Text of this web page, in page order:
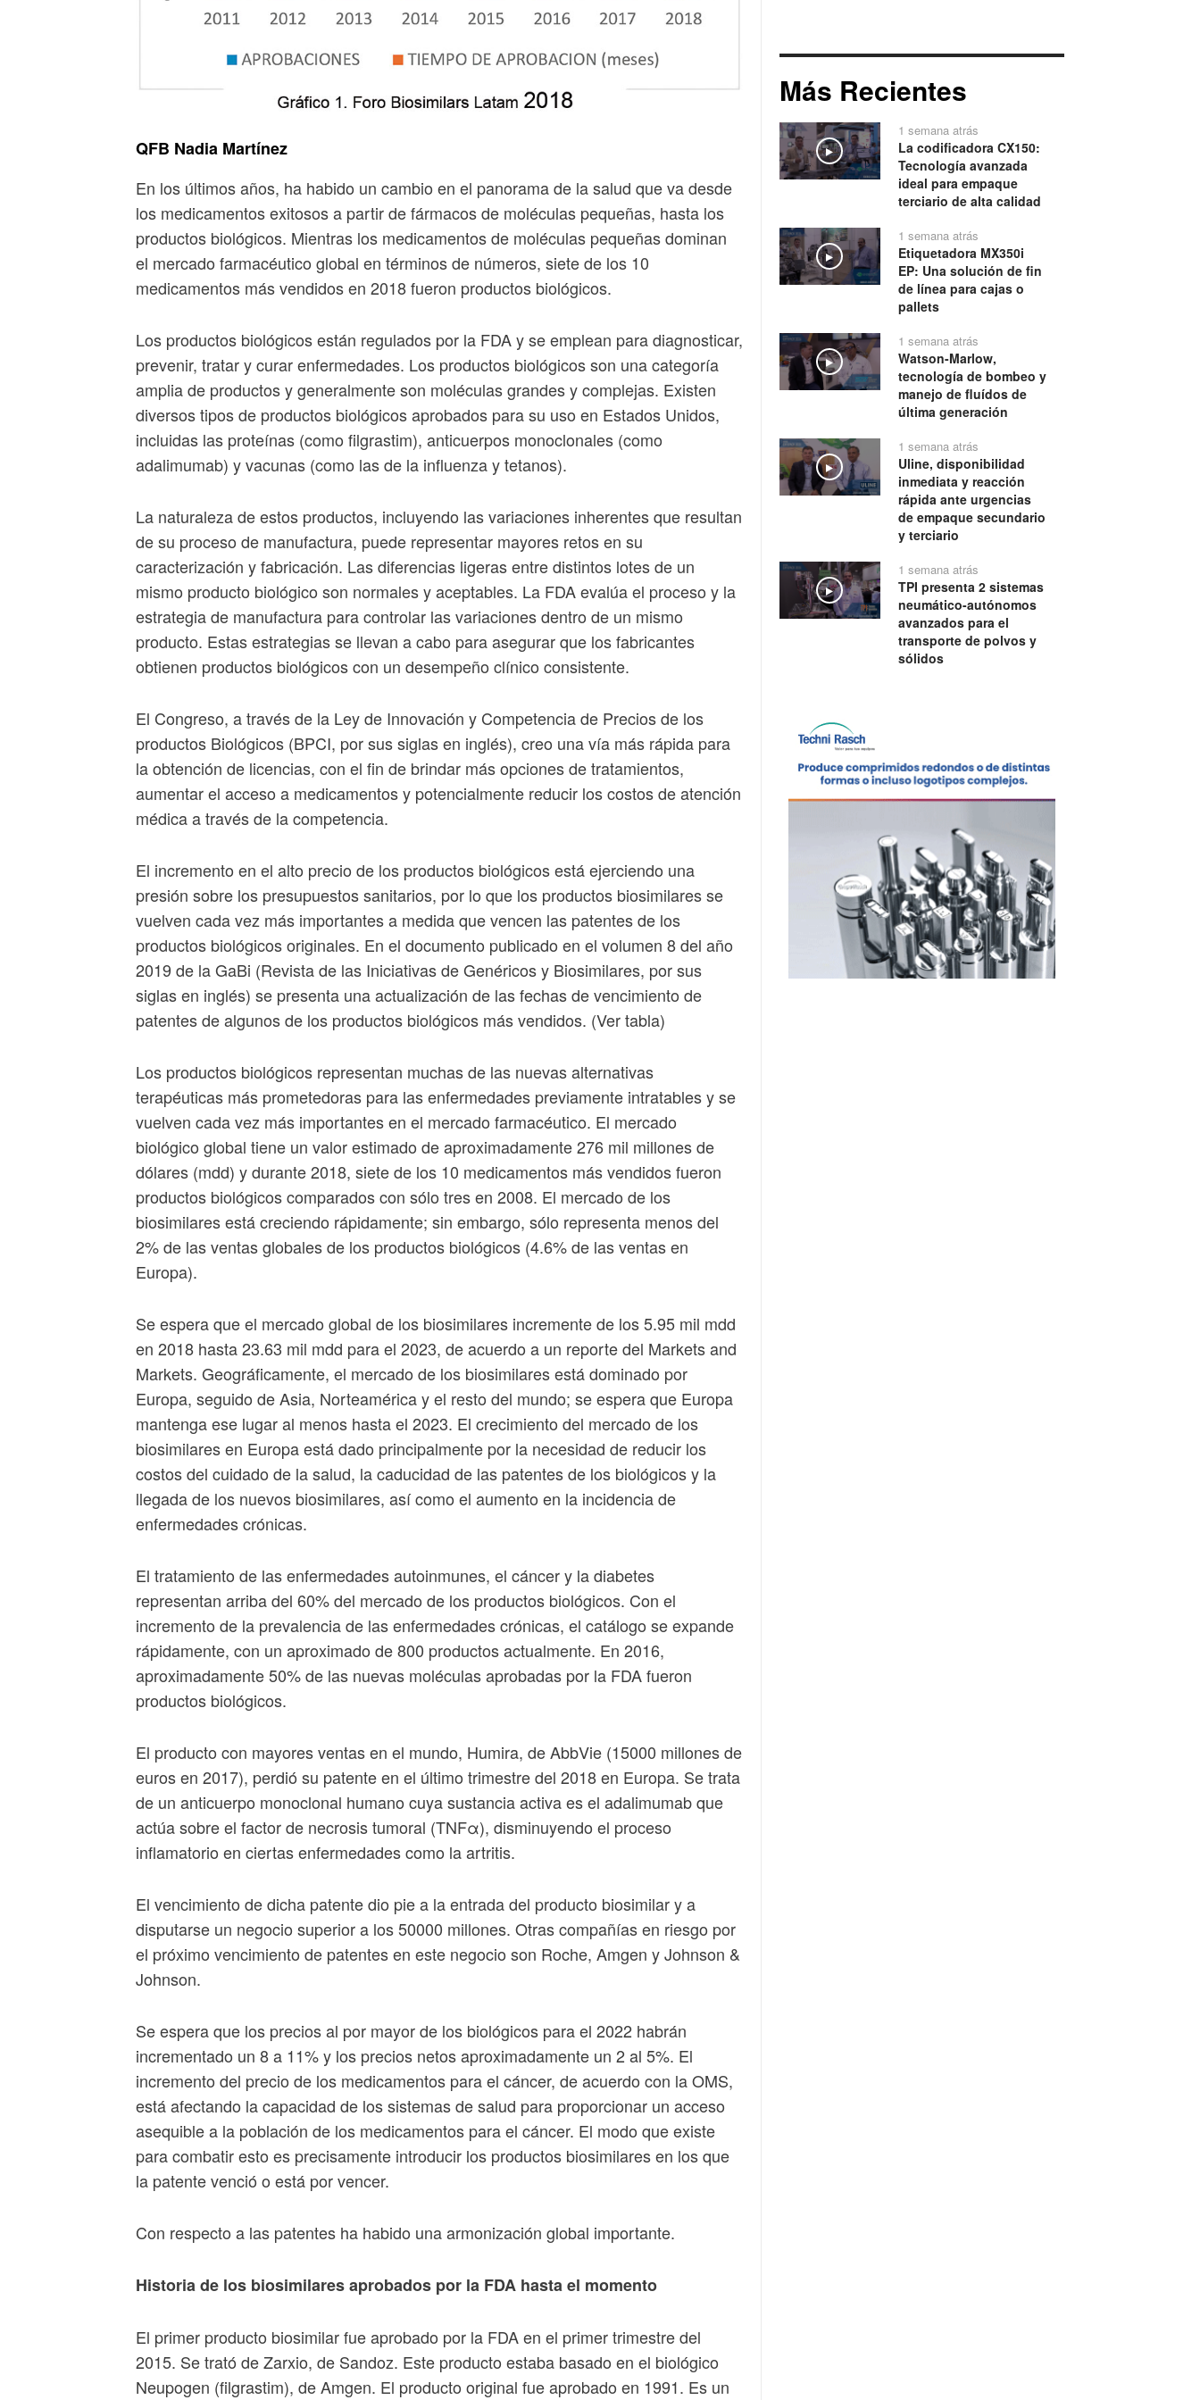
QFB Nadia Martínez
En los últimos años, ha habido un cambio en el panorama de la salud que va desde
los medicamentos exitosos a partir de fármacos de moléculas pequeñas, hasta los
productos biológicos. Mientras los medicamentos de moléculas pequeñas dominan
el mercado farmacéutico global en términos de números, siete de los 10
medicamentos más vendidos en 2018 fueron productos biológicos.
Los productos biológicos están regulados por la FDA y se emplean para diagnosticar,
prevenir, tratar y curar enfermedades. Los productos biológicos son una categoría
amplia de productos y generalmente son moléculas grandes y complejas. Existen
diversos tipos de productos biológicos aprobados para su uso en Estados Unidos,
incluidas las proteínas (como filgrastim), anticuerpos monoclonales (como
adalimumab) y vacunas (como las de la influenza y tetanos).
La naturaleza de estos productos, incluyendo las variaciones inherentes que resultan
de su proceso de manufactura, puede representar mayores retos en su
caracterización y fabricación. Las diferencias ligeras entre distintos lotes de un
mismo producto biológico son normales y aceptables. La FDA evalúa el proceso y la
estrategia de manufactura para controlar las variaciones dentro de un mismo
producto. Estas estrategias se llevan a cabo para asegurar que los fabricantes
obtienen productos biológicos con un desempeño clínico consistente.
El Congreso, a través de la Ley de Innovación y Competencia de Precios de los
productos Biológicos (BPCI, por sus siglas en inglés), creo una vía más rápida para
la obtención de licencias, con el fin de brindar más opciones de tratamientos,
aumentar el acceso a medicamentos y potencialmente reducir los costos de atención
médica a través de la competencia.
El incremento en el alto precio de los productos biológicos está ejerciendo una
presión sobre los presupuestos sanitarios, por lo que los productos biosimilares se
vuelven cada vez más importantes a medida que vencen las patentes de los
productos biológicos originales. En el documento publicado en el volumen 8 del año
2019 de la GaBi (Revista de las Iniciativas de Genéricos y Biosimilares, por sus
siglas en inglés) se presenta una actualización de las fechas de vencimiento de
patentes de algunos de los productos biológicos más vendidos. (Ver tabla)
Los productos biológicos representan muchas de las nuevas alternativas
terapéuticas más prometedoras para las enfermedades previamente intratables y se
vuelven cada vez más importantes en el mercado farmacéutico. El mercado
biológico global tiene un valor estimado de aproximadamente 276 mil millones de
dólares (mdd) y durante 2018, siete de los 10 medicamentos más vendidos fueron
productos biológicos comparados con sólo tres en 2008. El mercado de los
biosimilares está creciendo rápidamente; sin embargo, sólo representa menos del
2% de las ventas globales de los productos biológicos (4.6% de las ventas en
Europa).
Se espera que el mercado global de los biosimilares incremente de los 5.95 mil mdd
en 2018 hasta 23.63 mil mdd para el 2023, de acuerdo a un reporte del Markets and
Markets. Geográficamente, el mercado de los biosimilares está dominado por
Europa, seguido de Asia, Norteamérica y el resto del mundo; se espera que Europa
mantenga ese lugar al menos hasta el 2023. El crecimiento del mercado de los
biosimilares en Europa está dado principalmente por la necesidad de reducir los
costos del cuidado de la salud, la caducidad de las patentes de los biológicos y la
llegada de los nuevos biosimilares, así como el aumento en la incidencia de
enfermedades crónicas.
El tratamiento de las enfermedades autoinmunes, el cáncer y la diabetes
representan arriba del 60% del mercado de los productos biológicos. Con el
incremento de la prevalencia de las enfermedades crónicas, el catálogo se expande
rápidamente, con un aproximado de 800 productos actualmente. En 2016,
aproximadamente 50% de las nuevas moléculas aprobadas por la FDA fueron
productos biológicos.
El producto con mayores ventas en el mundo, Humira, de AbbVie (15000 millones de
euros en 2017), perdió su patente en el último trimestre del 2018 en Europa. Se trata
de un anticuerpo monoclonal humano cuya sustancia activa es el adalimumab que
actúa sobre el factor de necrosis tumoral (TNFα), disminuyendo el proceso
inflamatorio en ciertas enfermedades como la artritis.
El vencimiento de dicha patente dio pie a la entrada del producto biosimilar y a
disputarse un negocio superior a los 50000 millones. Otras compañías en riesgo por
el próximo vencimiento de patentes en este negocio son Roche, Amgen y Johnson &
Johnson.
Se espera que los precios al por mayor de los biológicos para el 2022 habrán
incrementado un 8 a 11% y los precios netos aproximadamente un 2 al 5%. El
incremento del precio de los medicamentos para el cáncer, de acuerdo con la OMS,
está afectando la capacidad de los sistemas de salud para proporcionar un acceso
asequible a la población de los medicamentos para el cáncer. El modo que existe
para combatir esto es precisamente introducir los productos biosimilares en los que
la patente venció o está por vencer.
Con respecto a las patentes ha habido una armonización global importante.
Historia de los biosimilares aprobados por la FDA hasta el momento
El primer producto biosimilar fue aprobado por la FDA en el primer trimestre del
2015. Se trató de Zarxio, de Sandoz. Este producto estaba basado en el biológico
Neupogen (filgrastim), de Amgen. El producto original fue aprobado en 1991. Es un
Más Recientes
Play
1 semana atrás
La codificadora CX150:
Tecnología avanzada
ideal para empaque
terciario de alta calidad
Play
1 semana atrás
Etiquetadora MX350i
EP: Una solución de fin
de línea para cajas o
pallets
Play
1 semana atrás
Watson-Marlow,
tecnología de bombeo y
manejo de fluídos de
última generación
Play
1 semana atrás
Uline, disponibilidad
inmediata y reacción
rápida ante urgencias
de empaque secundario
y terciario
Play
1 semana atrás
TPI presenta 2 sistemas
neumático-autónomos
avanzados para el
transporte de polvos y
sólidos